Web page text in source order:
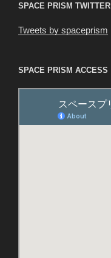
SPACE PRISM TWITTER
Tweets by spaceprism
SPACE PRISM ACCESS